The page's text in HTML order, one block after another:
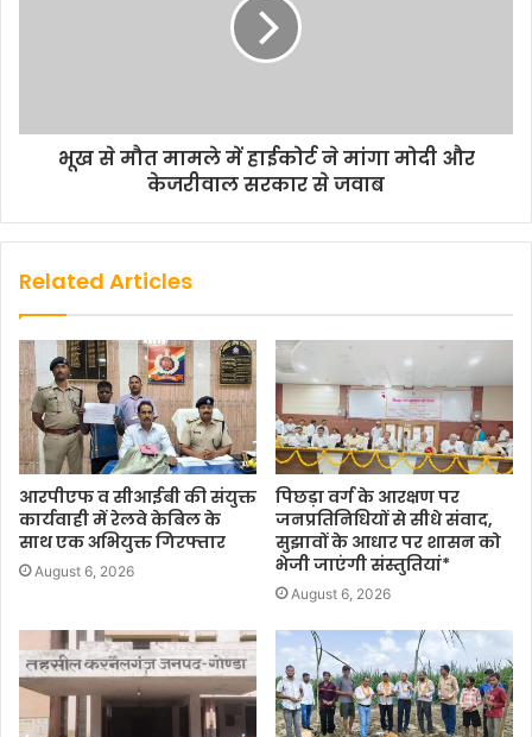
भूख से मौत मामले में हाईकोर्ट ने मांगा मोदी और
केजरीवाल सरकार से जवाब
Related Articles
आरपीएफ व सीआईबी की संयुक्त
कार्यवाही में रेलवे केबिल के
साथ एक अभियुक्त गिरफ्तार
August 6, 2026
पिछड़ा वर्ग के आरक्षण पर
जनप्रतिनिधियों से सीधे संवाद,
सुझावों के आधार पर शासन को
भेजी जाएंगी संस्तुतियां*
August 6, 2026